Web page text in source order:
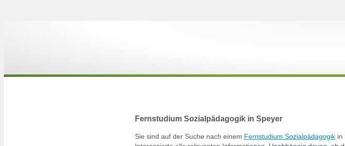
Fernstudium Sozialpädagogik in Speyer
Sie sind auf der Suche nach einem Fernstudium Sozialpädagogik in